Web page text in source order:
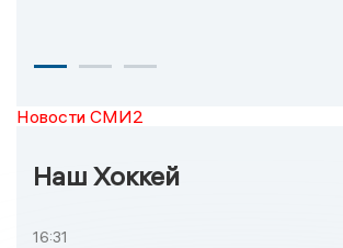
Новости СМИ2
Наш Хоккей
16:31